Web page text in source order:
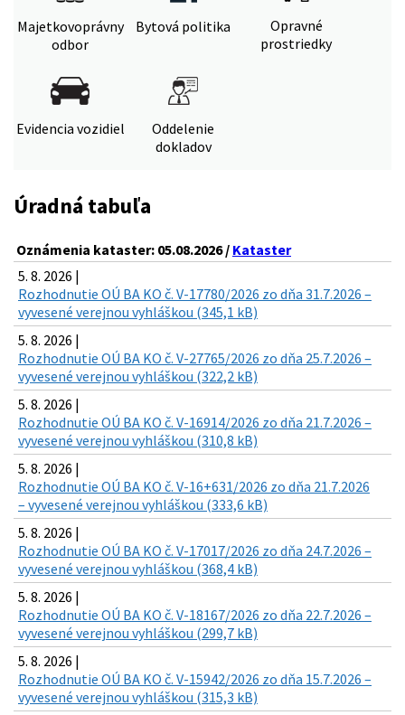
Majetkovoprávny
odbor
Bytová politika
Opravné
prostriedky
Evidencia vozidiel
Oddelenie
dokladov
Úradná tabuľa
Oznámenia kataster: 05.08.2026 / Kataster
5. 8. 2026 |
Rozhodnutie OÚ BA KO č. V-17780/2026 zo dňa 31.7.2026 –
vyvesené verejnou vyhláškou (345,1 kB)
5. 8. 2026 |
Rozhodnutie OÚ BA KO č. V-27765/2026 zo dňa 25.7.2026 –
vyvesené verejnou vyhláškou (322,2 kB)
5. 8. 2026 |
Rozhodnutie OÚ BA KO č. V-16914/2026 zo dňa 21.7.2026 –
vyvesené verejnou vyhláškou (310,8 kB)
5. 8. 2026 |
Rozhodnutie OÚ BA KO č. V-16+631/2026 zo dňa 21.7.2026
– vyvesené verejnou vyhláškou (333,6 kB)
5. 8. 2026 |
Rozhodnutie OÚ BA KO č. V-17017/2026 zo dňa 24.7.2026 –
vyvesené verejnou vyhláškou (368,4 kB)
5. 8. 2026 |
Rozhodnutie OÚ BA KO č. V-18167/2026 zo dňa 22.7.2026 –
vyvesené verejnou vyhláškou (299,7 kB)
5. 8. 2026 |
Rozhodnutie OÚ BA KO č. V-15942/2026 zo dňa 15.7.2026 –
vyvesené verejnou vyhláškou (315,3 kB)